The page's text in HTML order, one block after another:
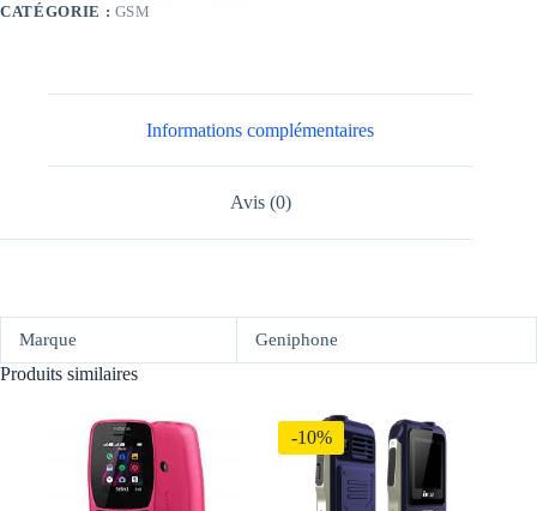
CATÉGORIE : GSM
Informations complémentaires
Avis (0)
Marque Geniphone
Produits similaires
-10%